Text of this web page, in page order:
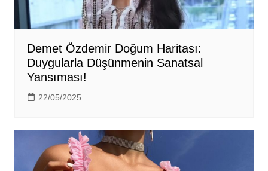
Demet Özdemir Doğum Haritası:
Duygularla Düşünmenin Sanatsal
Yansıması!
22/05/2025